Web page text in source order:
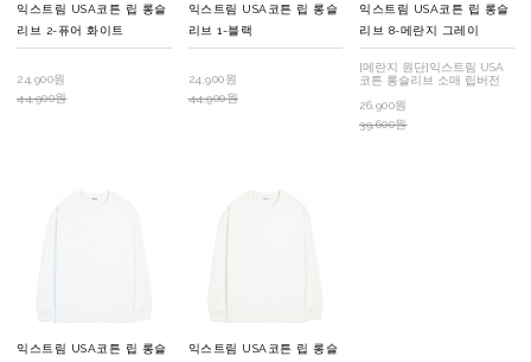
익스트림 USA코튼 립 롱슬
리브 2-퓨어 화이트
24,900원
44,900원
익스트림 USA코튼 립 롱슬
리브 1-블랙
24,900원
44,900원
익스트림 USA코튼 립 롱슬
리브 8-메란지 그레이
[메란지 원단]익스트림 USA
코튼 롱슬리브 소매 립버전
26,900원
39,600원
익스트림 USA코튼 립 롱슬
익스트림 USA코튼 립 롱슬